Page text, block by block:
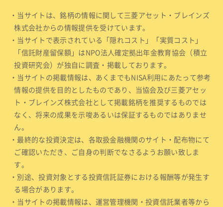
・当サイトは、銘柄の情報に関して三菱アセット・ブレインズ
株式会社からの情報提供を受けています。
・当サイトで表示されている「隠れコスト」「実質コスト」
「信託財産留保額」はNPO法人確定拠出年金教育協会（積立
投資研究会）が独自に調査・掲載しております。
・当サイトの掲載情報は、あくまでもNISA利用にあたって参考
情報の提供を目的としたものであり、当協会及び三菱アセッ
ト・ブレインズ株式会社として掲載銘柄を推奨するものでは
なく、将来の成果を示唆あるいは保証するものではありませ
ん。
・最終的な投資決定は、各取扱金融機関のサイト・配布物にて
ご確認いただき、ご自身の判断でなさるようお願い致しま
す。
・別途、投資対象とする投資信託証券における報酬等が発生す
る場合があります。
・当サイトの掲載情報は、運営管理機関・投資信託業者等から